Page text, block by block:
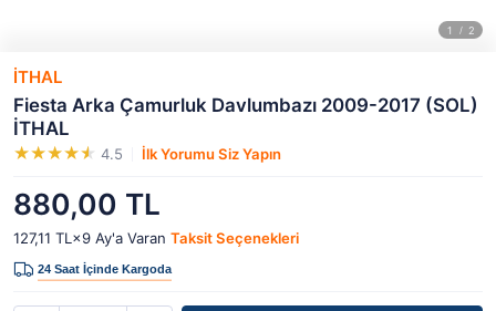
İTHAL
Fiesta Arka Çamurluk Davlumbazı 2009-2017 (SOL)
İTHAL
4.5 İlk Yorumu Siz Yapın
880,00 TL
127,11 TL×9 Ay'a Varan Taksit Seçenekleri